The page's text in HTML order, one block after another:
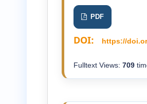
PDF
DOI: https://
Fulltext Views: 709